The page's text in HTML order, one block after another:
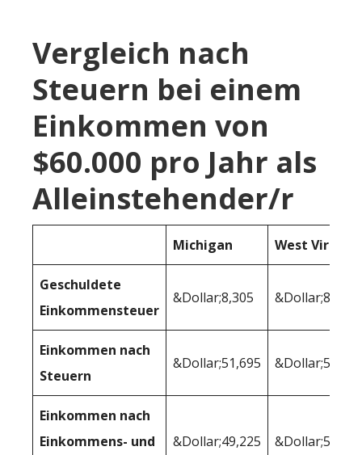
Vergleich nach
Steuern bei einem
Einkommen von
$60.000 pro Jahr als
Alleinstehender/r
Michigan West Virginia
Geschuldete
Einkommensteuer
&Dollar;8,305 &Dollar;8,623
Einkommen nach
Steuern
&Dollar;51,695 &Dollar;51,377
Einkommen nach
Einkommens- und
&Dollar;49,225 &Dollar;50,645